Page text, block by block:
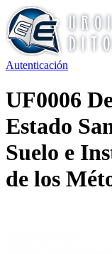
Autenticación
UF0006
Estado
Suelo e
de los